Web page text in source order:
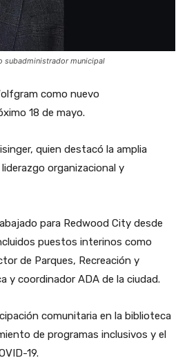
subadministrador municipal
como nuevo
18 de mayo.
quien destacó la amplia
organizacional y
para Redwood City desde
puestos interinos como
de Parques, Recreación y
y coordinador ADA de la ciudad.
comunitaria en la biblioteca
de programas inclusivos y el
19.